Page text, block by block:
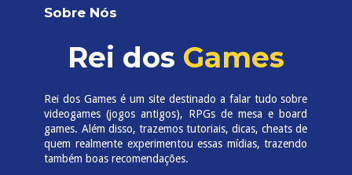
Sobre Nós
Rei dos Games
Rei dos Games é um site destinado a falar tudo sobre
videogames (jogos antigos), RPGs de mesa e board
games. Além disso, trazemos tutoriais, dicas, cheats de
quem realmente experimentou essas mídias, trazendo
também boas recomendações.